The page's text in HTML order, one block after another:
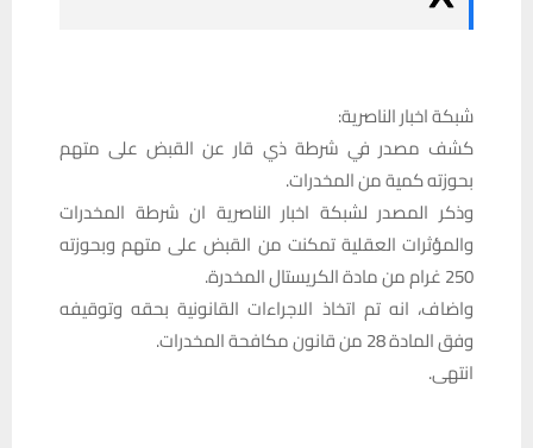
شبكة اخبار الناصرية:
كشف مصدر في شرطة ذي قار عن القبض على متهم
بحوزته كمية من المخدرات.
وذكر المصدر لشبكة اخبار الناصرية ان شرطة المخدرات
والمؤثرات العقلية تمكنت من القبض على متهم وبحوزته
250 غرام من مادة الكريستال المخدرة.
واضاف، انه تم اتخاذ الاجراءات القانونية بحقه وتوقيفه
وفق المادة 28 من قانون مكافحة المخدرات.
انتهى.